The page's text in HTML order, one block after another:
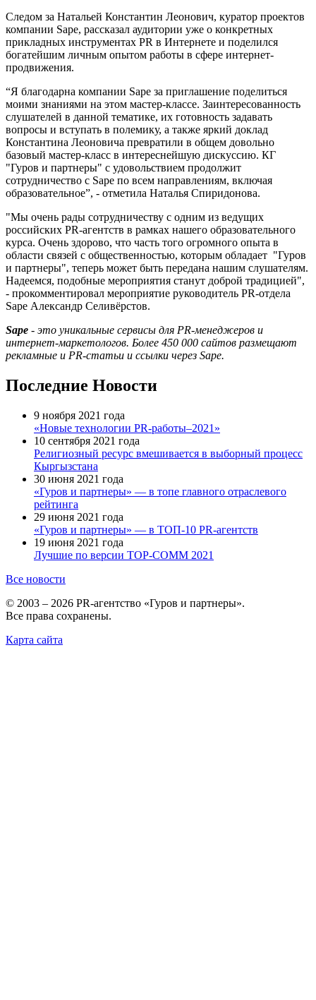
Следом за Натальей Константин Леонович, куратор проектов
компании Sape, рассказал аудитории уже о конкретных
прикладных инструментах PR в Интернете и поделился
богатейшим личным опытом работы в сфере интернет-
продвижения.
“Я благодарна компании Sape за приглашение поделиться
моими знаниями на этом мастер-классе. Заинтересованность
слушателей в данной тематике, их готовность задавать
вопросы и вступать в полемику, а также яркий доклад
Константина Леоновича превратили в общем довольно
базовый мастер-класс в интереснейшую дискуссию. КГ
"Гуров и партнеры" с удовольствием продолжит
сотрудничество с Sape по всем направлениям, включая
образовательное”, - отметила Наталья Спиридонова.
"Мы очень рады сотрудничеству с одним из ведущих
российских PR-агентств в рамках нашего образовательного
курса. Очень здорово, что часть того огромного опыта в
области связей с общественностью, которым обладает "Гуров
и партнеры", теперь может быть передана нашим слушателям.
Надеемся, подобные мероприятия станут доброй традицией",
- прокомментировал мероприятие руководитель PR-отдела
Sape Александр Селивёрстов.
Sape - это уникальные сервисы для PR-менеджеров и
интернет-маркетологов. Более 450 000 сайтов размещают
рекламные и PR-статьи и ссылки через Sape.
Последние Новости
9 ноября 2021 года
«Новые технологии PR-работы–2021»
10 сентября 2021 года
Религиозный ресурс вмешивается в выборный процесс
Кыргызстана
30 июня 2021 года
«Гуров и партнеры» — в топе главного отраслевого
рейтинга
29 июня 2021 года
«Гуров и партнеры» — в ТОП-10 PR-агентств
19 июня 2021 года
Лучшие по версии TOP-COMM 2021
Все новости
© 2003 – 2026 PR-агентство «Гуров и партнеры».
Все права сохранены.
Карта сайта